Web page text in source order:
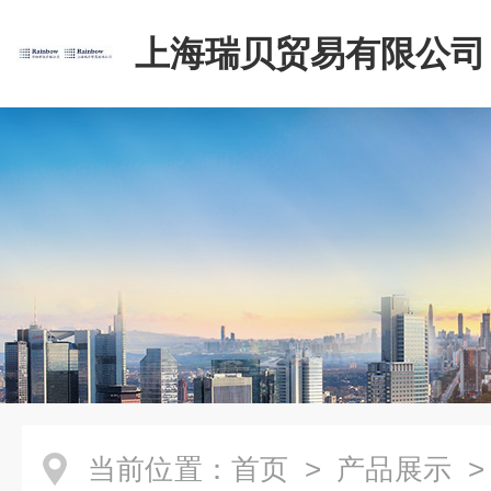
上海瑞贝贸易有限公司
当前位置： 首页 > 产品展示